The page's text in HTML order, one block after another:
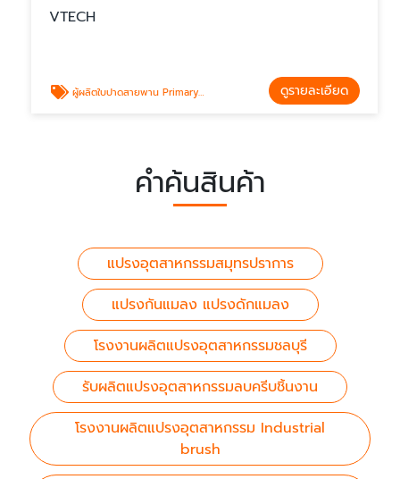
VTECH
ผู้ผลิตใบปาดสายพาน Primary Belt Cleaner ดูรายละเอียด
คำค้นสินค้า
แปรงอุตสาหกรรมสมุทรปราการ
แปรงกันแมลง แปรงดักแมลง
โรงงานผลิตแปรงอุตสาหกรรมชลบุรี
รับผลิตแปรงอุตสาหกรรมลบครีบชิ้นงาน
โรงงานผลิตแปรงอุตสาหกรรม Industrial
brush